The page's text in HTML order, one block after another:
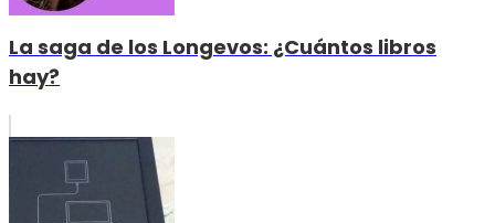
La saga de los Longevos: ¿Cuántos libros
hay?